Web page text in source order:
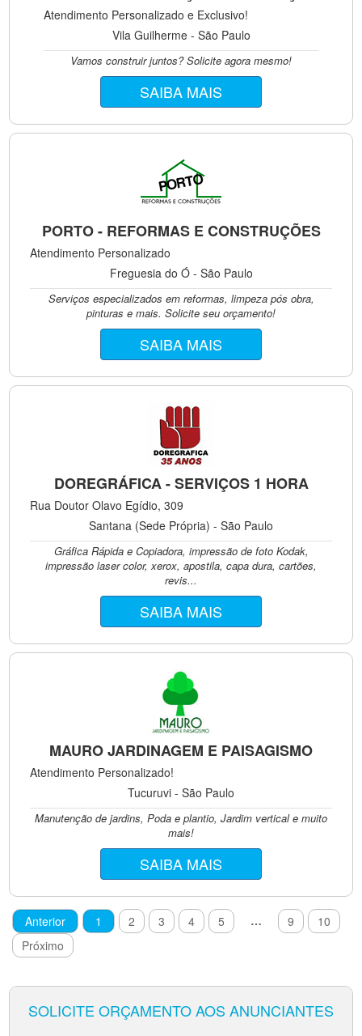
Atendimento Personalizado e Exclusivo!
Vila Guilherme - São Paulo
Vamos construir juntos? Solicite agora mesmo!
SAIBA MAIS
PORTO - REFORMAS E CONSTRUÇÕES
Atendimento Personalizado
Freguesia do Ó - São Paulo
Serviços especializados em reformas, limpeza pós obra,
pinturas e mais. Solicite seu orçamento!
SAIBA MAIS
DOREGRÁFICA - SERVIÇOS 1 HORA
Rua Doutor Olavo Egídio, 309
Santana (Sede Própria) - São Paulo
Gráfica Rápida e Copiadora, impressão de foto Kodak,
impressão laser color, xerox, apostila, capa dura, cartões,
revis...
SAIBA MAIS
MAURO JARDINAGEM E PAISAGISMO
Atendimento Personalizado!
Tucuruvi - São Paulo
Manutenção de jardins, Poda e plantio, Jardim vertical e muito
mais!
SAIBA MAIS
Anterior 1 2 3 4 5 … 9
10
Próximo